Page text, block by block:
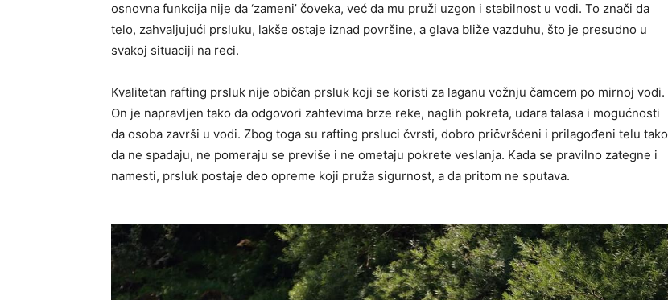
osnovna funkcija nije da ‘zameni’ čoveka, već da mu pruži uzgon i stabilnost u vodi. To znači da
telo, zahvaljujući prsluku, lakše ostaje iznad površine, a glava bliže vazduhu, što je presudno u
svakoj situaciji na reci.
Kvalitetan rafting prsluk nije običan prsluk koji se koristi za laganu vožnju čamcem po mirnoj vodi.
On je napravljen tako da odgovori zahtevima brze reke, naglih pokreta, udara talasa i mogućnosti
da osoba završi u vodi. Zbog toga su rafting prsluci čvrsti, dobro pričvršćeni i prilagođeni telu tako
da ne spadaju, ne pomeraju se previše i ne ometaju pokrete veslanja. Kada se pravilno zategne i
namesti, prsluk postaje deo opreme koji pruža sigurnost, a da pritom ne sputava.